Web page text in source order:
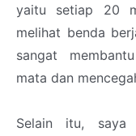
yaitu setiap 20
melihat benda
sangat
mata dan
Selain itu, saya